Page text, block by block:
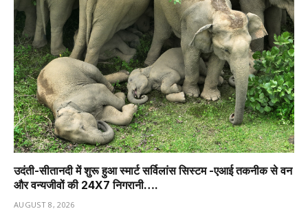
उदंती-सीतानदी में शुरू हुआ स्मार्ट सर्विलांस सिस्टम -एआई तकनीक से वन
और वन्यजीवों की 24X7 निगरानी….
AUGUST 8, 2026